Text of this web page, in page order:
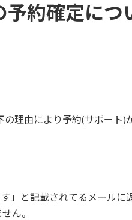
約確定につ
理由により予約(サポート)
」と記載されてるメールに
ん。